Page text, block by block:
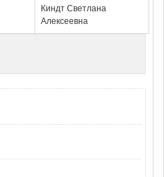
Киндт Светлана
Алексеевна